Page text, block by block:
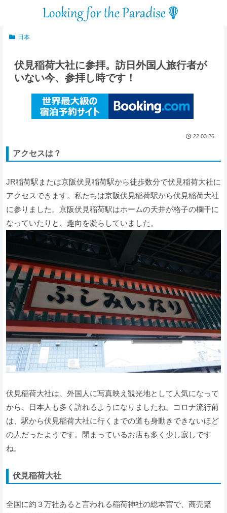
日本
伏見稲荷大社に参拝。訪日外国人旅行者が
いない今、参拝し時です！
22.03.26.
アクセスは？
JR稲荷駅または京阪伏見稲荷駅から徒歩数分で伏見稲荷大社に
アクセスできます。私たちは京阪伏見稲荷駅から伏見稲荷大社
に参りました。京阪伏見稲荷駅はホームの天井が格子の欄干に
なっていたりと、趣向を凝らしていました。
伏見稲荷大社は、外国人に写真映え観光地として人気になって
から、日本人も多く訪れるようになりましたね。コロナ流行前
は、駅から伏見稲荷大社に行くまでの道も身動きできないほど
の人だったようです。閉まっているお店も多く少し寂しです
ね。
伏見稲荷大社
全国に約３万社あると言われる稲荷神社の総本宮で、商売繁